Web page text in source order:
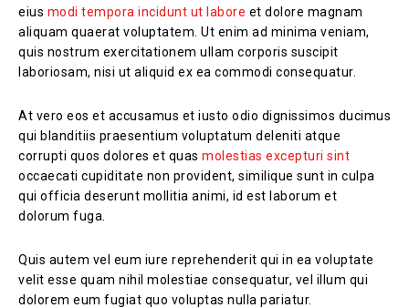
eius modi tempora incidunt ut labore et dolore magnam
aliquam quaerat voluptatem. Ut enim ad minima veniam,
quis nostrum exercitationem ullam corporis suscipit
laboriosam, nisi ut aliquid ex ea commodi consequatur.
At vero eos et accusamus et iusto odio dignissimos ducimus
qui blanditiis praesentium voluptatum deleniti atque
corrupti quos dolores et quas molestias excepturi sint
occaecati cupiditate non provident, similique sunt in culpa
qui officia deserunt mollitia animi, id est laborum et
dolorum fuga.
Quis autem vel eum iure reprehenderit qui in ea voluptate
velit esse quam nihil molestiae consequatur, vel illum qui
dolorem eum fugiat quo voluptas nulla pariatur.